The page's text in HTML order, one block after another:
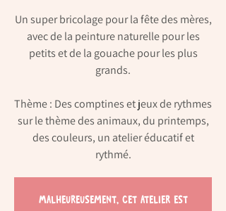
Un super bricolage pour la fête des mères,
avec de la peinture naturelle pour les
petits et de la gouache pour les plus
grands.
Thème : Des comptines et jeux de rythmes
sur le thème des animaux, du printemps,
des couleurs, un atelier éducatif et
rythmé.
Malheureusement, cet atelier est